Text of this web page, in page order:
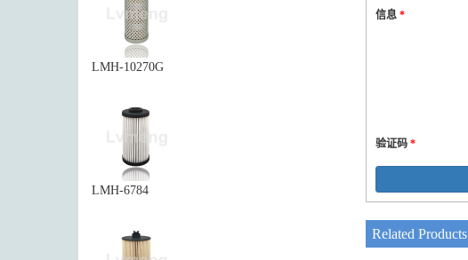
LMH-10270G
LMH-6784
信息 *
验证码 *
Related Products